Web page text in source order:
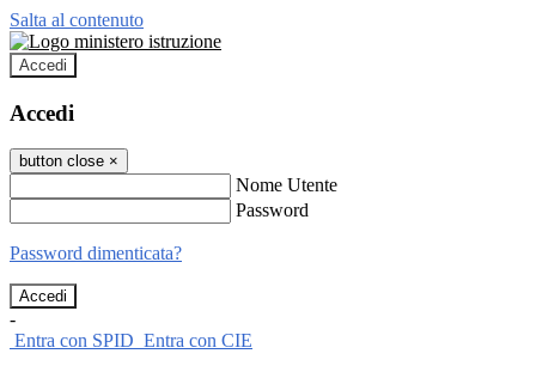
Salta al contenuto
Accedi
Accedi
button close ×
Nome Utente
Password
Password dimenticata?
-
Entra con SPID Entra con CIE